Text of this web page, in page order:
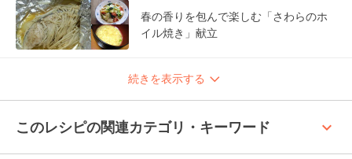
春の香りを包んで楽しむ「さわらのホ
イル焼き」献立
続きを表示する
このレシピの関連カテゴリ・キーワード keyboard_arrow_up